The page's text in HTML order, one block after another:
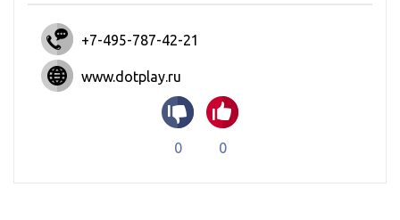
+7-495-787-42-21
www.dotplay.ru
0 0